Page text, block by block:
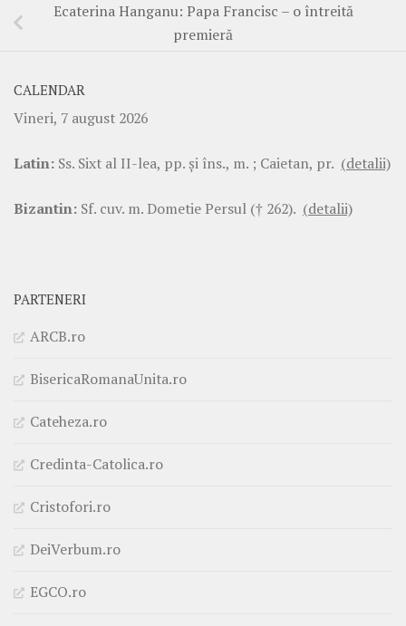
Ecaterina Hanganu: Papa Francisc – o întreită
premieră
CALENDAR
Vineri, 7 august 2026
Latin: Ss. Sixt al II-lea, pp. şi îns., m. ; Caietan, pr. (detalii)
Bizantin: Sf. cuv. m. Dometie Persul († 262). (detalii)
PARTENERI
ARCB.ro
BisericaRomanaUnita.ro
Cateheza.ro
Credinta-Catolica.ro
Cristofori.ro
DeiVerbum.ro
EGCO.ro